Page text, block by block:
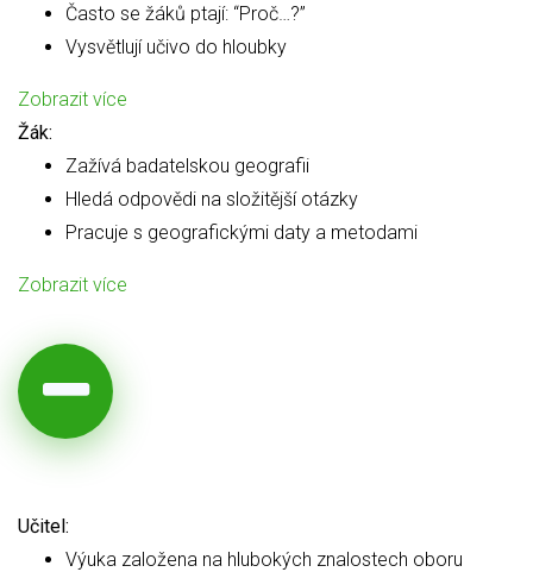
Často se žáků ptají: “Proč…?”
Vysvětlují učivo do hloubky
Zobrazit více
Žák:
Zažívá badatelskou geografii
Hledá odpovědi na složitější otázky
Pracuje s geografickými daty a metodami
Zobrazit více
Učitel:
Výuka založena na hlubokých znalostech oboru